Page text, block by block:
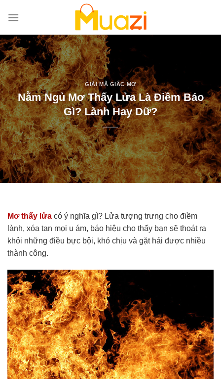
qua
dung
GIẢI MÃ GIẤC MƠ
Nằm Ngủ Mơ Thấy Lửa Là Điềm Báo
Gì? Lành Hay Dữ?
Mơ thấy lửa có ý nghĩa gì? Lửa tượng trưng cho điềm
lành, xóa tan mọi u ám, báo hiệu cho thấy bạn sẽ thoát ra
khỏi những điều bực bội, khó chịu và gặt hái được nhiều
thành công.